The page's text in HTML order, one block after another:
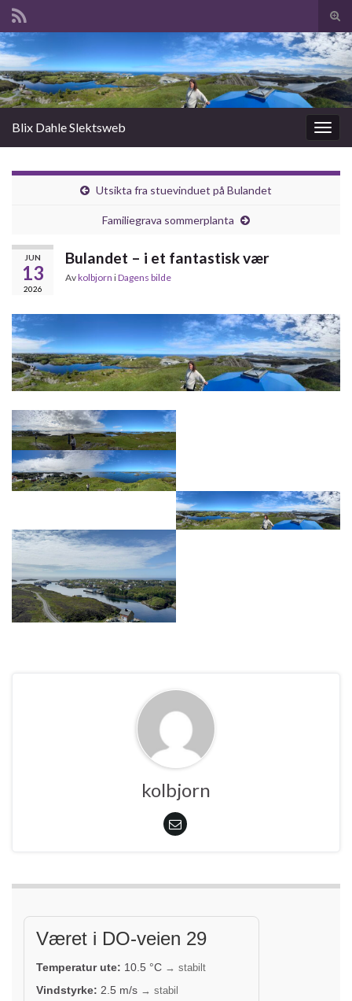
Slå
av/
Slåu
av/på
Blix Dahle Slektsweb
Utsikta fra stuevinduet på Bulandet
Familiegrava sommerplanta
JUN
13
2026
Bulandet – i et fantastisk vær
Avkolbjorn iDagens bilde
kolbjorn
Været i DO-veien 29
Temperatur ute: 10.5 °C → stabilt
Vindstyrke: 2.5 m/s → stabil